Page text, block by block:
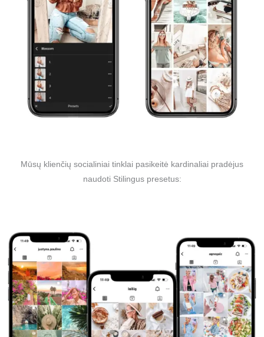
Mūsų klienčių socialiniai tinklai pasikeitė kardinaliai pradėjus
naudoti Stilingus presetus: